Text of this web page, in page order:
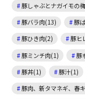
豚しゃぶとナガイモの
豚バラ肉(13)
豚
豚ひき肉(2)
豚ヒ
豚ミンチ肉(1)
豚
豚丼(1)
豚汁(1)
豚肉、新タマネギ、春